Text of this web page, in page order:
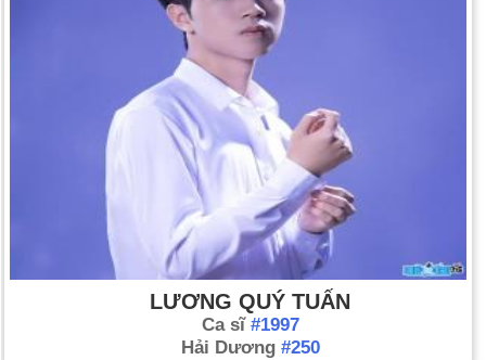
LƯƠNG QUÝ TUẤN
Ca sĩ #1997
Hải Dương #250